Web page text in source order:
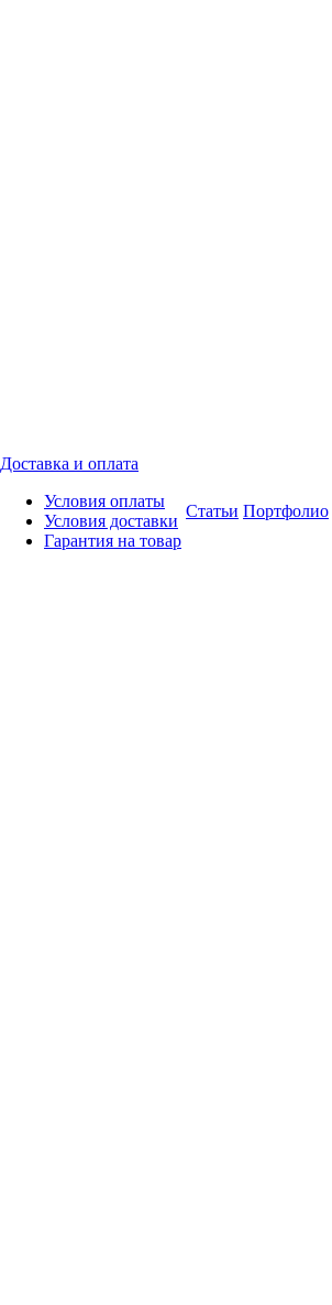
Доставка и оплата
Условия оплаты
Условия доставки
Гарантия на товар
Статьи Портфолио